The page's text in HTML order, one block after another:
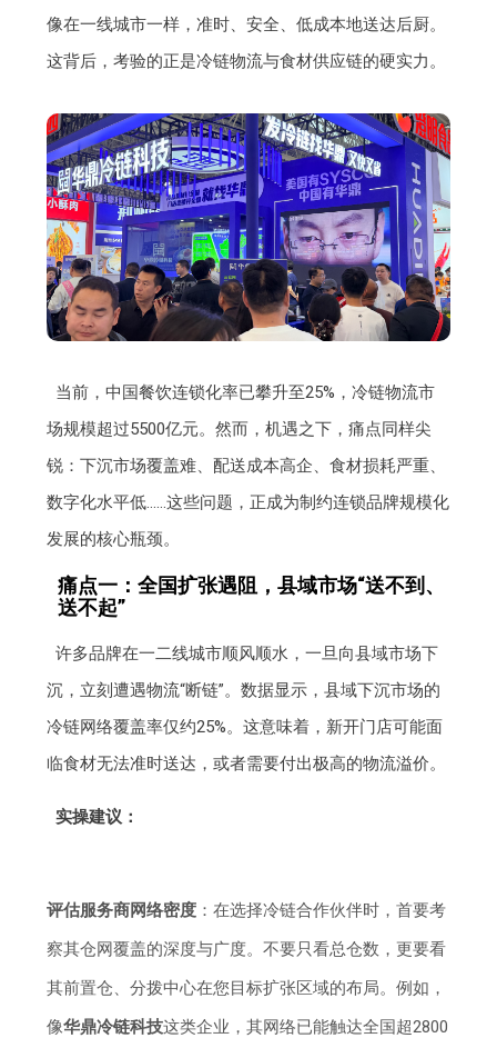
像在一线城市一样，准时、安全、低成本地送达后厨。
这背后，考验的正是冷链物流与食材供应链的硬实力。
当前，中国餐饮连锁化率已攀升至25%，冷链物流市
场规模超过5500亿元。然而，机遇之下，痛点同样尖
锐：下沉市场覆盖难、配送成本高企、食材损耗严重、
数字化水平低……这些问题，正成为制约连锁品牌规模化
发展的核心瓶颈。
痛点一：全国扩张遇阻，县域市场“送不到、
送不起”
许多品牌在一二线城市顺风顺水，一旦向县域市场下
沉，立刻遭遇物流“断链”。数据显示，县域下沉市场的
冷链网络覆盖率仅约25%。这意味着，新开门店可能面
临食材无法准时送达，或者需要付出极高的物流溢价。
实操建议：
评估服务商网络密度 ：在选择冷链合作伙伴时，首要考
察其仓网覆盖的深度与广度。不要只看总仓数，更要看
其前置仓、分拨中心在您目标扩张区域的布局。例如，
像华鼎冷链科技这类企业，其网络已能触达全国超2800